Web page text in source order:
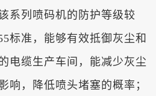
系列喷码机的防护等级较
标准，能够有效抵御灰尘和
电缆生产车间，能减少灰尘
响，降低喷头堵塞的概率；